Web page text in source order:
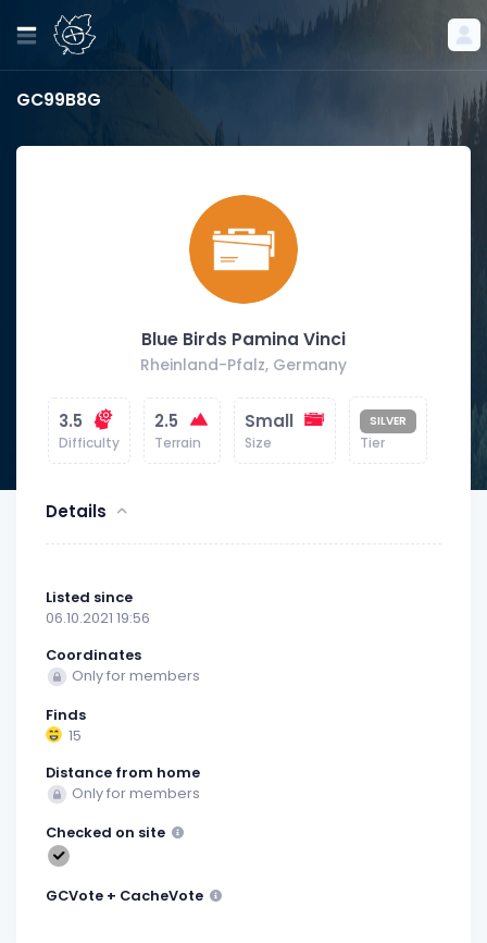
GC99B8G
Blue Birds Pamina Vinci
Rheinland-Pfalz, Germany
3.5
Difficulty
2.5
Terrain
Small
Size
SILVER
Tier
Details
Listed since
06.10.2021 19:56
Coordinates
Only for members
Finds
15
Distance from home
Only for members
Checked on site
GCVote + CacheVote